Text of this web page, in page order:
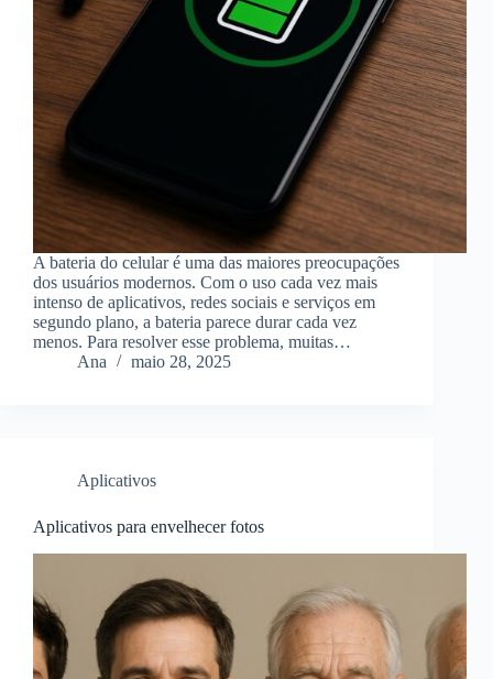
A bateria do celular é uma das maiores preocupações
dos usuários modernos. Com o uso cada vez mais
intenso de aplicativos, redes sociais e serviços em
segundo plano, a bateria parece durar cada vez
menos. Para resolver esse problema, muitas…
Ana
maio 28, 2025
Aplicativos
Aplicativos para envelhecer fotos